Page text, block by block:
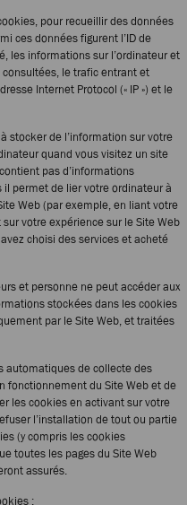
pour recueillir des données
ces données figurent l’ID de
les informations sur l’ordinateur et
le trafic entrant et
Internet Protocol (« IP ») et le
stocker de l’information sur votre
quand vous visitez un site
pas d’informations
permet de lier votre ordinateur à
Web (par exemple, en liant votre
votre expérience sur le Site Web
choisi des services et acheté
et personne ne peut accéder aux
stockées dans les cookies
par le Site Web, et traitées
automatiques de collecte des
fonctionnement du Site Web et de
les cookies en activant sur votre
l’installation de tout ou partie
(y compris les cookies
toutes les pages du Site Web
assurés.
: